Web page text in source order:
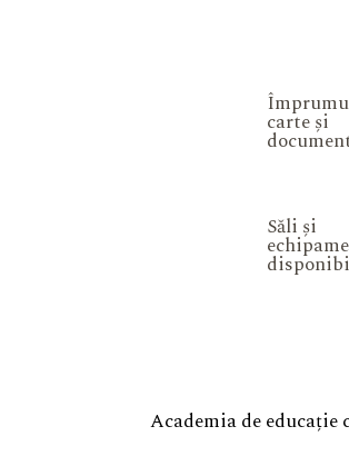
carte și
Săli și
Academia de educație